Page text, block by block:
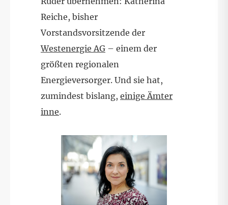
Reiche, bisher
Vorstandsvorsitzende der
Westenergie AG – einem der
größten regionalen
Energieversorger. Und sie hat,
zumindest bislang, einige Ämter
inne.